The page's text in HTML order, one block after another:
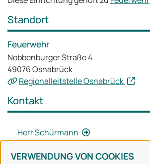
VERWENDUNG VON COOKIES
Standort
Feuerwehr
Nobbenburger Straße 4
49076 Osnabrück
Regionalleitstelle Osnabrück
Kontakt
Herr Schürmann